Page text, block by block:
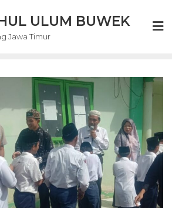
ULUM BUWEK
Jawa Timur